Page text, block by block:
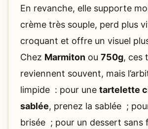
En revanche, elle supporte
crème très souple, perd plus
croquant et offre un visuel
Chez Marmiton ou 750g, ces
reviennent souvent, mais
limpide : pour une tartelette
sablée, prenez la sablée ;
brisée ; pour un dessert sans